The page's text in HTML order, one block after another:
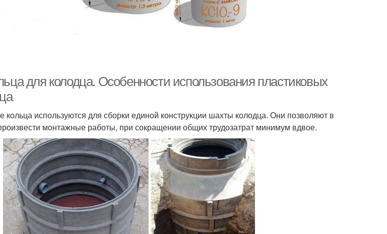
для колодца. Особенности использования пластиковых
кольца используются для сборки единой конструкции шахты колодца. Они позволяют в
монтажные работы, при сокращении общих трудозатрат минимум вдвое.